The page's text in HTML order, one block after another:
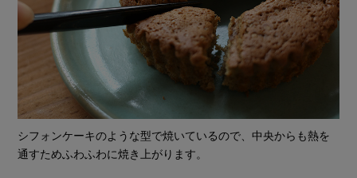
シフォンケーキのような型で焼いているので、中央からも熱を
通すためふわふわに焼き上がります。